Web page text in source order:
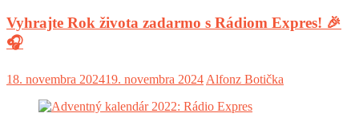
Vyhrajte Rok života zadarmo s Rádiom Expres! 🎉
🎧
18. novembra 202419. novembra 2024 Alfonz Botička